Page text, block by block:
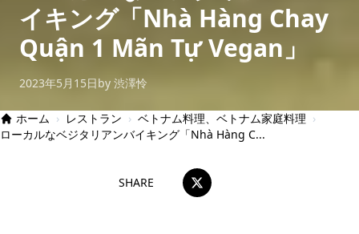
イキング「Nhà Hàng Chay
Quận 1 Mãn Tự Vegan」
2023年5月15日by 渋澤怜
ホーム › レストラン › ベトナム料理、ベトナム家庭料理 ›
ローカルなベジタリアンバイキング「Nhà Hàng C...
SHARE